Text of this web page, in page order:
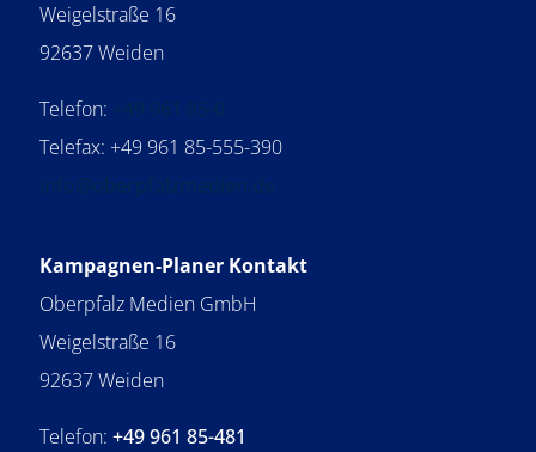
Weigelstraße 16
92637 Weiden
Telefon:
+49 961 85-0
Telefax: +49 961 85-555-390
info@oberpfalzmedien.de
Kampagnen-Planer Kontakt
Oberpfalz Medien GmbH
Weigelstraße 16
92637 Weiden
Telefon: +49 961 85-481